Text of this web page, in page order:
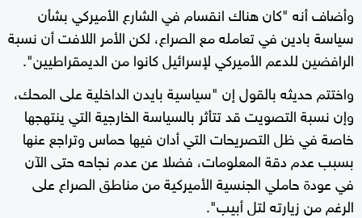
وأضاف أنه "كان هناك انقسام في الشارع الأميركي بشأن
سياسة بادين في تعامله مع الصراع، لكن الأمر اللافت أن نسبة
الرافضين للدعم الأميركي لإسرائيل كانوا من الديمقراطيين".
واختتم حديثه بالقول إن "سياسية بايدن الداخلية على المحك،
وإن نسبة التصويت قد تتأثر بالسياسة الخارجية التي ينتهجها
خاصة في ظل التصريحات التي أدان فيها حماس وتراجع عنها
بسبب عدم دقة المعلومات، فضلا عن عدم نجاحه حتى الآن
في عودة حاملي الجنسية الأميركية من مناطق الصراع على
الرغم من زيارته لتل أبيب".